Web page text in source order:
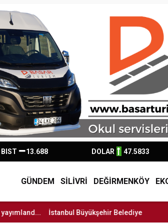
BIST 13.688 DOLAR 47.5833
GÜNDEM SİLİVRİ DEĞİRMENKÖY
İstanbul Büyükşehir Belediye Başkan Vekili Nu...